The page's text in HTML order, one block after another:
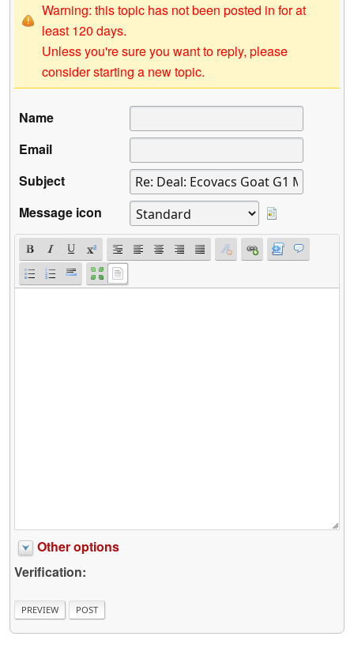
Warning: this topic has not been posted in for at
least 120 days.
Unless you're sure you want to reply, please
consider starting a new topic.
Name
Email
Subject
Message icon
Other options
Verification: